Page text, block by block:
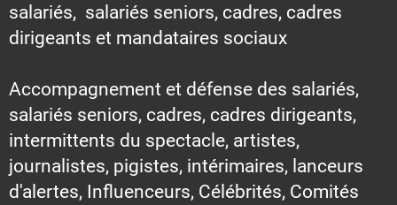
salariés, salariés seniors, cadres, cadres
dirigeants et mandataires sociaux
Accompagnement et défense des salariés,
salariés seniors, cadres, cadres dirigeants,
intermittents du spectacle, artistes,
journalistes, pigistes, intérimaires, lanceurs
d'alertes, Influenceurs, Célébrités, Comités